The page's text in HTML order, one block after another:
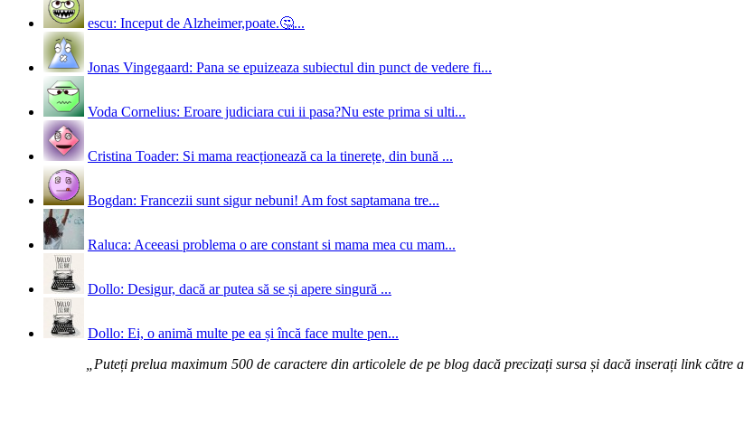
escu: Inceput de Alzheimer,poate.🤔...
Jonas Vingegaard: Pana se epuizeaza subiectul din punct de vedere fi...
Voda Cornelius: Eroare judiciara cui ii pasa?Nu este prima si ulti...
Cristina Toader: Si mama reacționează ca la tinerețe, din bună ...
Bogdan: Francezii sunt sigur nebuni! Am fost saptamana tre...
Raluca: Aceeasi problema o are constant si mama mea cu mam...
Dollo: Desigur, dacă ar putea să se și apere singură ...
Dollo: Ei, o animă multe pe ea și încă face multe pen...
„Puteți prelua maximum 500 de caractere din articolele de pe blog dacă precizați sursa și dacă inserați link